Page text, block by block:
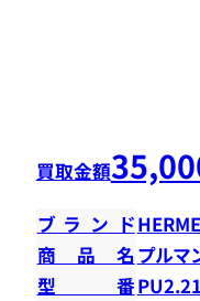
買取金額
ブランド
商品名 プルマ
型番